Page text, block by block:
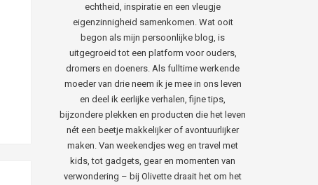
echtheid, inspiratie en een vleugje
eigenzinnigheid samenkomen. Wat ooit
begon als mijn persoonlijke blog, is
uitgegroeid tot een platform voor ouders,
dromers en doeners. Als fulltime werkende
moeder van drie neem ik je mee in ons leven
en deel ik eerlijke verhalen, fijne tips,
bijzondere plekken en producten die het leven
nét een beetje makkelijker of avontuurlijker
maken. Van weekendjes weg en travel met
kids, tot gadgets, gear en momenten van
verwondering – bij Olivette draait het om het